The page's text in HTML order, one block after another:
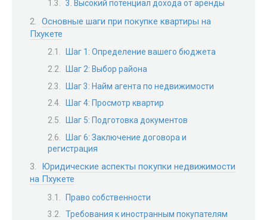
3. Высокий потенциал дохода от аренды
Основные шаги при покупке квартиры на
Пхукете
Шаг 1: Определение вашего бюджета
Шаг 2: Выбор района
Шаг 3: Найм агента по недвижимости
Шаг 4: Просмотр квартир
Шаг 5: Подготовка документов
Шаг 6: Заключение договора и
регистрация
Юридические аспекты покупки недвижимости
на Пхукете
Право собственности
Требования к иностранным покупателям